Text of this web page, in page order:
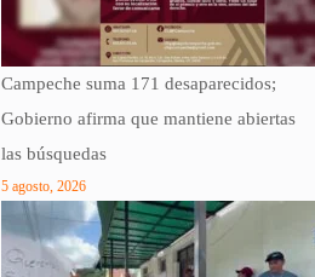
Campeche suma 171 desaparecidos;
Gobierno afirma que mantiene abiertas
las búsquedas
5 agosto, 2026